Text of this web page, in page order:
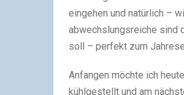
eingehen und natürlich –
abwechslungsreiche sind
soll – perfekt zum
Anfangen möchte ich
kühlgestellt und am